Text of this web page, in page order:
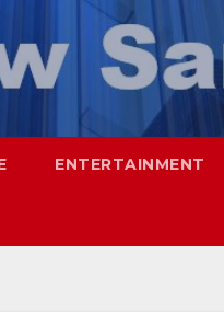
ENTERTAINMENT